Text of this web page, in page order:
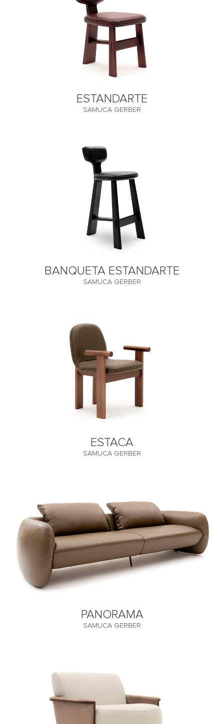
ESTANDARTE
SAMUCA GERBER
BANQUETA ESTANDARTE
SAMUCA GERBER
ESTACA
SAMUCA GERBER
PANORAMA
SAMUCA GERBER